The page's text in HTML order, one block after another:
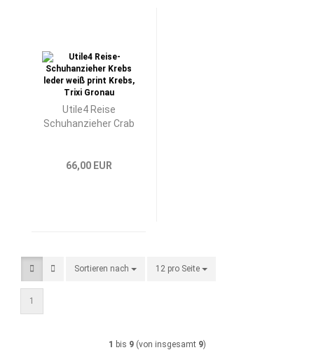
Utile4 Reise
Schuhanzieher Crab
66,00 EUR
Sortieren nach
Sortieren nach 12 pro Seite
pro Seite
1
1 bis 9(von insgesamt 9)